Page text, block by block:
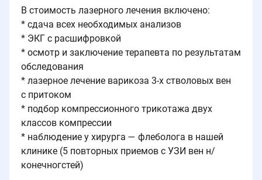
В стоимость лазерного лечения включено:
* сдача всех необходимых анализов
* ЭКГ с расшифровкой
* осмотр и заключение терапевта по результатам
обследования
* лазерное лечение варикоза 3-х стволовых вен
с притоком
* подбор компрессионного трикотажа двух
классов компрессии
* наблюдение у хирурга — флеболога в нашей
клинике (5 повторных приемов с УЗИ вен н/
конечногстей)